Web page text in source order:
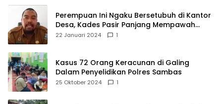
Perempuan Ini Ngaku Bersetubuh di Kantor
Desa, Kades Pasir Panjang Mempawah
Membantah: Silakan Buktikan!
22 Januari 2024 1
Kasus 72 Orang Keracunan di Galing
Dalam Penyelidikan Polres Sambas
25 Oktober 2024 1